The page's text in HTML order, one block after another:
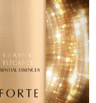
公司）所提供，讓
店將買賣／分期付款
款。
商店將以您的個人
蒐集、處理及利用，
及更正。
，可透過四大超商／
。
要取消訂單，請聯絡
需透過AFTEE先享
示為準，若有關於
繫「AFTEE先享後付
home
查看運費